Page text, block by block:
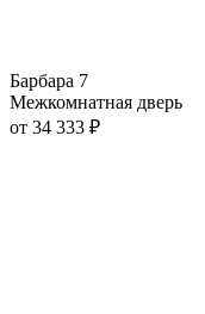
Барбара 7
Межкомнатная дверь
от 34 333 ₽